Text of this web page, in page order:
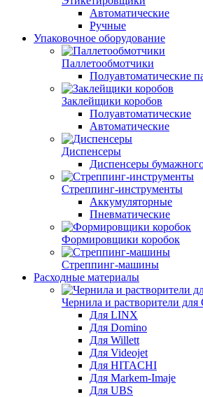
Автоматические
Ручные
Упаковочное оборудование
Паллетообмотчики
Полуавтоматические
Заклейщики коробов
Полуавтоматические
Автоматические
Диспенсеры
Диспенсеры
Стреппинг-инструменты
Аккумуляторные
Пневматические
Формировщики коробок
Стреппинг-машины
Расходные материалы
Чернила и растворители для
Для LINX
Для Domino
Для Willett
Для Videojet
Для HITACHI
Для Markem-Imaje
Для UBS